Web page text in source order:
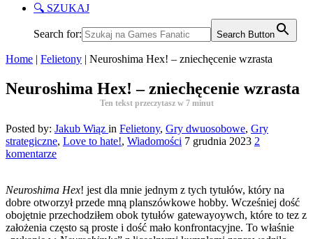
🔍 SZUKAJ
Search for: Search Button
Home | Felietony | Neuroshima Hex! – zniechęcenie wzrasta
Neuroshima Hex! – zniechęcenie wzrasta
Ten tekst przeczytasz w 7 minut
Posted by: Jakub Wiąz in Felietony, Gry dwuosobowe, Gry
strategiczne, Love to hate!, Wiadomości 7 grudnia 2023 2
komentarze
Neuroshima Hex! jest dla mnie jednym z tych tytułów, który na
dobre otworzył przede mną planszówkowe hobby. Wcześniej dość
obojętnie przechodziłem obok tytułów gatewayoywch, które to tez z
założenia często są proste i dość mało konfrontacyjne. To właśnie